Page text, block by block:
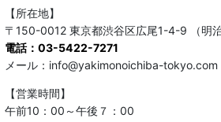
【所在地】
〒150-0012 東京都渋谷区広尾1-4-9 （明
電話：03-5422-7271
メール：info@yakimonoichiba-tokyo.com
【営業時間】
午前10：00～午後７：00